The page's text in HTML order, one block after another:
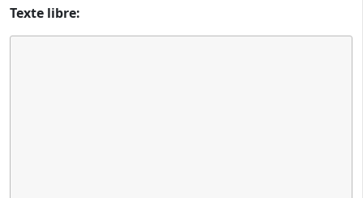
Texte libre: